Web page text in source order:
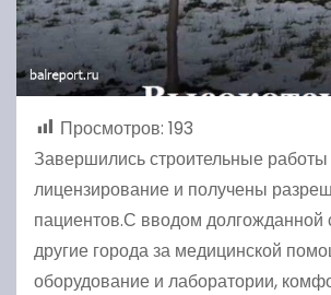
Просмотров: 193
Завершились строительные
лицензирование и получены
пациентов.С вводом долгожданной
другие города за медицинской
оборудование и лаборатории,